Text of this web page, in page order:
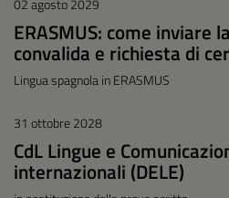
02 agosto 2029
ERASMUS: come inviare
convalida e richiesta di
Lingua spagnola in ERASMUS
31 ottobre 2028
CdL Lingue e
internazionali (DELE)